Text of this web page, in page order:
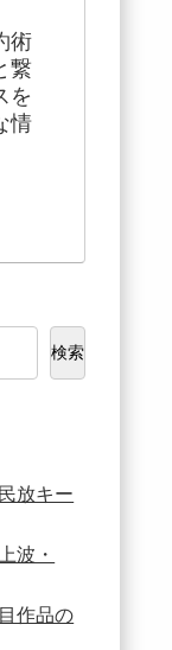
術
繋
を
情
検索
放キー
波・
作品の